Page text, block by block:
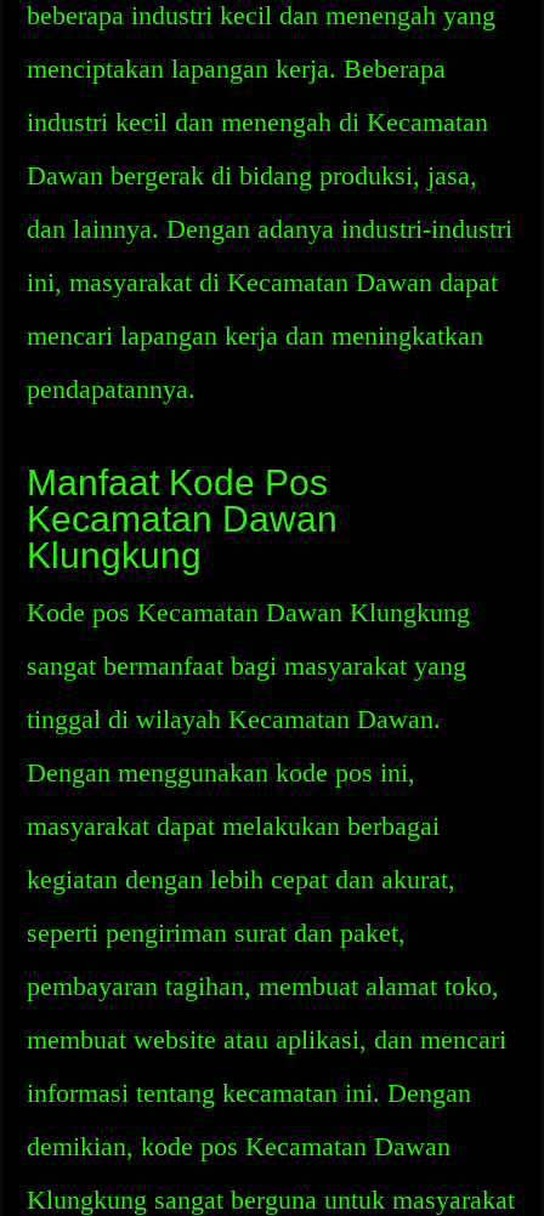
beberapa industri kecil dan menengah yang
menciptakan lapangan kerja. Beberapa
industri kecil dan menengah di Kecamatan
Dawan bergerak di bidang produksi, jasa,
dan lainnya. Dengan adanya industri-industri
ini, masyarakat di Kecamatan Dawan dapat
mencari lapangan kerja dan meningkatkan
pendapatannya.
Manfaat Kode Pos
Kecamatan Dawan
Klungkung
Kode pos Kecamatan Dawan Klungkung
sangat bermanfaat bagi masyarakat yang
tinggal di wilayah Kecamatan Dawan.
Dengan menggunakan kode pos ini,
masyarakat dapat melakukan berbagai
kegiatan dengan lebih cepat dan akurat,
seperti pengiriman surat dan paket,
pembayaran tagihan, membuat alamat toko,
membuat website atau aplikasi, dan mencari
informasi tentang kecamatan ini. Dengan
demikian, kode pos Kecamatan Dawan
Klungkung sangat berguna untuk masyarakat